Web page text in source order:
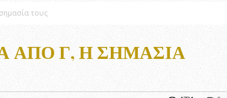
τους
ΑΠΌ Γ, Η ΣΗΜΑΣΊΑ